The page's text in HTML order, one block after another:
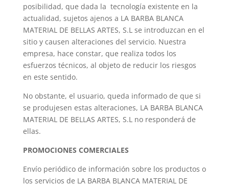
posibilidad, que dada la tecnología existente en la
actualidad, sujetos ajenos a LA BARBA BLANCA
MATERIAL DE BELLAS ARTES, S.L se introduzcan en el
sitio y causen alteraciones del servicio. Nuestra
empresa, hace constar, que realiza todos los
esfuerzos técnicos, al objeto de reducir los riesgos
en este sentido.
No obstante, el usuario, queda informado de que si
se produjesen estas alteraciones, LA BARBA BLANCA
MATERIAL DE BELLAS ARTES, S.L no responderá de
ellas.
PROMOCIONES COMERCIALES
Envío periódico de información sobre los productos o
los servicios de LA BARBA BLANCA MATERIAL DE